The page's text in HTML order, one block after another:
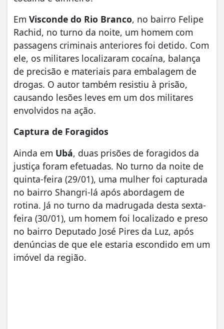
​Em Visconde do Rio Branco, no bairro Felipe
Rachid, no turno da noite, um homem com
passagens criminais anteriores foi detido. Com
ele, os militares localizaram cocaína, balança
de precisão e materiais para embalagem de
drogas. O autor também resistiu à prisão,
causando lesões leves em um dos militares
envolvidos na ação.
Captura de Foragidos
Ainda em Ubá, duas prisões de foragidos da
justiça foram efetuadas. No turno da noite de
quinta-feira (29/01), uma mulher foi capturada
no bairro Shangri-lá após abordagem de
rotina. Já no turno da madrugada desta sexta-
feira (30/01), um homem foi localizado e preso
no bairro Deputado José Pires da Luz, após
denúncias de que ele estaria escondido em um
imóvel da região.